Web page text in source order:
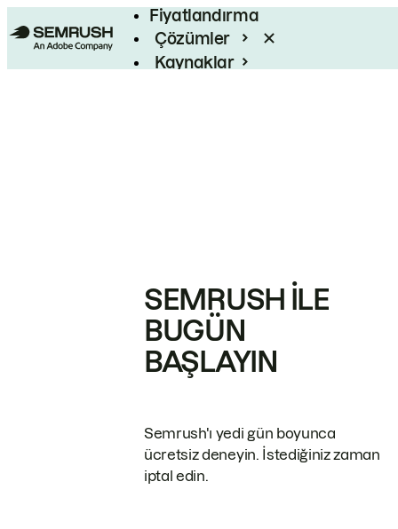
Fiyatlandırma
Çözümler
Kaynaklar
SEMRUSH ILE
BUGÜN
BAŞLAYIN
Semrush'ı yedi gün boyunca
ücretsiz deneyin. İstediğiniz zaman
iptal edin.